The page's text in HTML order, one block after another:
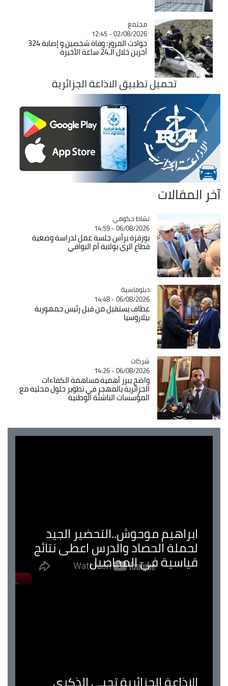
Catégorie
مجتمع
02/08/2026 - 12:45
حوادث المرور: وفاة شخصين و إصابة 324
آخرين خلال الـ24 ساعة الأخيرة
تحميل تطبيق الاذاعة الجزائرية
آخر المقالات
Catégorie
نشاط حكومي
06/08/2026 - 14:59
بوزقزة يرأس جلسة عمل لدراسة وضعية
قطاع الري بولاية أم البواقي
Catégorie
دبلوماسية
06/08/2026 - 14:48
عطاف يستقبل من قبل رئيس جمهورية
بيلاروسيا
Catégorie
شركات
06/08/2026 - 14:26
واضح يبرز أهمية مساهمة الكفاءات
الجزائرية بالمهجر في تطوير حلول محلية مع
المؤسسات الناشئة الوطنية
ابراهيم موحوش..التحضير الجيد
لحملة الحصاد والدرس اعطى نتائج
قياسية في المحاصيل